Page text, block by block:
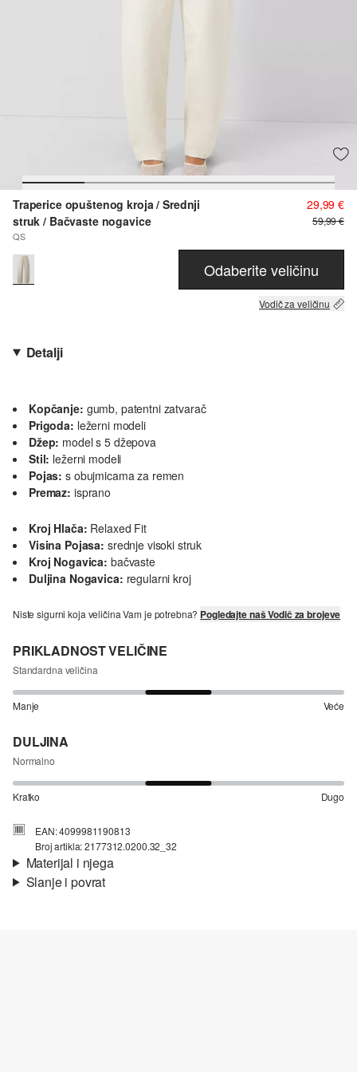
Traperice opuštenog kroja / Srednji
struk / Bačvaste nogavice
QS
29,99 €
59,99 €
Odaberite veličinu
Vodič za veličinu
Detalji
Kopčanje: gumb, patentni zatvarač
Prigoda: ležerni modeli
Džep: model s 5 džepova
Stil: ležerni modeli
Pojas: s obujmicama za remen
Premaz: isprano
Kroj Hlača: Relaxed Fit
Visina Pojasa: srednje visoki struk
Kroj Nogavica: bačvaste
Duljina Nogavica: regularni kroj
Niste sigurni koja veličina Vam je potrebna? Pogledajte naš Vodič za brojeve
PRIKLADNOST VELIČINE
Standardna veličina
Manje Veće
DULJINA
Normalno
Kratko Dugo
EAN: 4099981190813
Broj artikla: 2177312.0200.32_32
Materijal i njega
Slanje i povrat